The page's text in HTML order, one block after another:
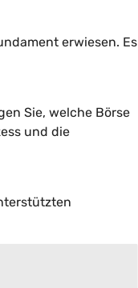
erwiesen. Es
Sie, welche Börse
und die